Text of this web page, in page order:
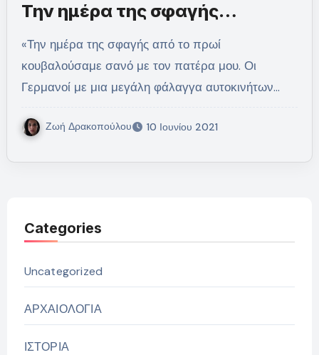
Την ημέρα της σφαγής…
«Την ημέρα της σφαγής από το πρωί
κουβαλούσαμε σανό με τον πατέρα μου. Οι
Γερμανοί με μια μεγάλη φάλαγγα αυτοκινήτων…
Ζωή Δρακοπούλου 10 Ιουνίου 2021
Categories
Uncategorized
ΑΡΧΑΙΟΛΟΓΙΑ
ΙΣΤΟΡΙΑ